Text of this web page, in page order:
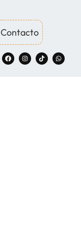
Contacto